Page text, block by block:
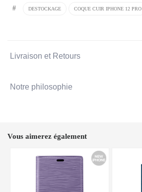
# DESTOCKAGE COQUE CUIR IPHONE 12 PRO
Livraison et Retours
Notre philosophie
Vous aimerez également